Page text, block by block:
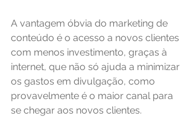
A vantagem óbvia do marketing de
conteúdo é o acesso a novos clientes
com menos investimento, graças à
internet, que não só ajuda a minimizar
os gastos em divulgação, como
provavelmente é o maior canal para
se chegar aos novos clientes.